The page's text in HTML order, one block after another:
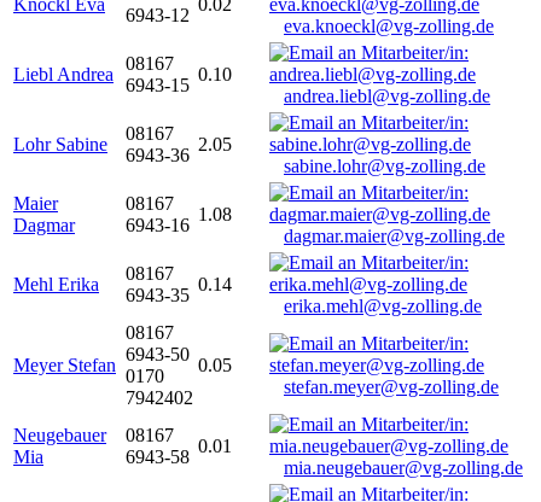
Knöckl Eva
6943-12
0.02
eva.knoeckl@vg-zolling.de
Liebl Andrea
08167
6943-15
0.10
andrea.liebl@vg-zolling.de
Lohr Sabine
08167
6943-36
2.05
sabine.lohr@vg-zolling.de
Maier
Dagmar
08167
6943-16
1.08
dagmar.maier@vg-zolling.de
Mehl Erika
08167
6943-35
0.14
erika.mehl@vg-zolling.de
Meyer Stefan
08167
6943-50
0170
7942402
0.05
stefan.meyer@vg-zolling.de
Neugebauer
Mia
08167
6943-58
0.01
mia.neugebauer@vg-zolling.de